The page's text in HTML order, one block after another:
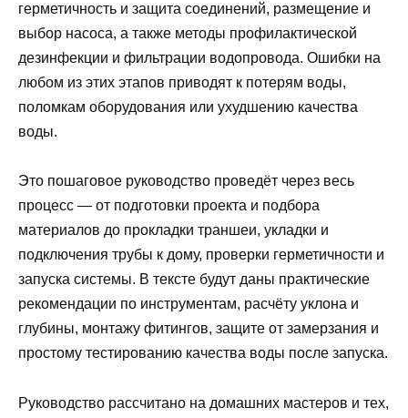
герметичность и защита соединений, размещение и
выбор насоса, а также методы профилактической
дезинфекции и фильтрации водопровода. Ошибки на
любом из этих этапов приводят к потерям воды,
поломкам оборудования или ухудшению качества
воды.
Это пошаговое руководство проведёт через весь
процесс — от подготовки проекта и подбора
материалов до прокладки траншеи, укладки и
подключения трубы к дому, проверки герметичности и
запуска системы. В тексте будут даны практические
рекомендации по инструментам, расчёту уклона и
глубины, монтажу фитингов, защите от замерзания и
простому тестированию качества воды после запуска.
Руководство рассчитано на домашних мастеров и тех,